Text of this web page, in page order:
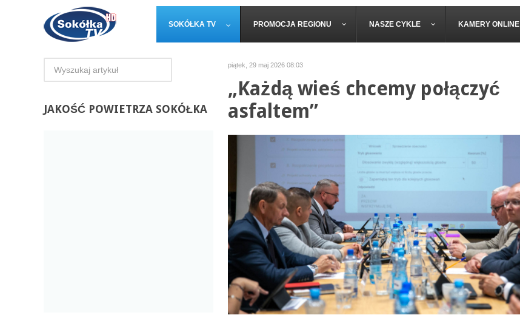
SOKÓŁKA TV PROMOCJA REGIONU NASZE CYKLE KAMERY ONLINE
piątek, 29 maj 2026 08:03
„Każdą wieś chcemy połączyć
asfaltem”
JAKOŚĆ POWIETRZA SOKÓŁKA